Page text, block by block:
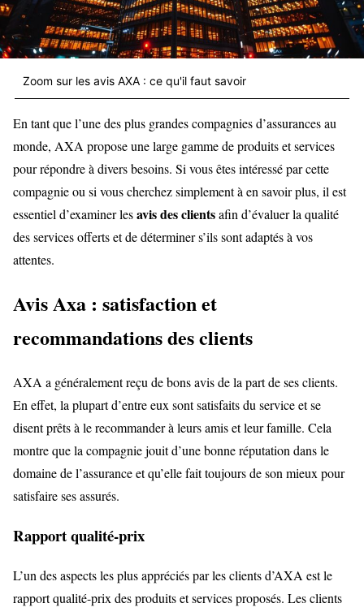
Zoom sur les avis AXA : ce qu'il faut savoir
En tant que l’une des plus grandes compagnies d’assurances au
monde, AXA propose une large gamme de produits et services
pour répondre à divers besoins. Si vous êtes intéressé par cette
compagnie ou si vous cherchez simplement à en savoir plus, il est
essentiel d’examiner lesavis des clientsafin d’évaluer la qualité
des services offerts et de déterminer s’ils sont adaptés à vos
attentes.
Avis Axa : satisfaction et
recommandations des clients
AXA a généralement reçu de bons avis de la part de ses clients.
En effet, la plupart d’entre eux sont satisfaits du service et se
disent prêts à le recommander à leurs amis et leur famille. Cela
montre que la compagnie jouit d’une bonne réputation dans le
domaine de l’assurance et qu’elle fait toujours de son mieux pour
satisfaire ses assurés.
Rapport qualité-prix
L’un des aspects les plus appréciés par les clients d’AXA est le
rapport qualité-prix des produits et services proposés. Les clients